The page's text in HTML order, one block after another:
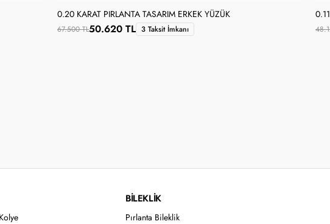
0.20 KARAT PIRLANTA TASARIM ERKEK YÜZÜK
67.500 TL50.620 TL 3 Taksit İmkanı
BİLEKLİK
Pırlanta Bileklik